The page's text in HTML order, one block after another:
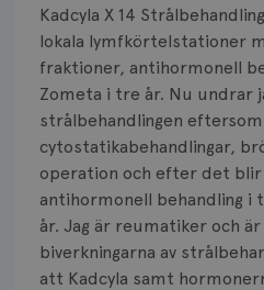
Kadcyla X 14
lokala lymfkörtelstationer
fraktioner, antihormonell
Zometa i tre år. Nu undrar
strålbehandlingen
cytostatikabehandlingar,
operation och efter det blir
antihormonell behandling i
år. Jag är reumatiker och
biverkningarna av
att Kadcyla samt
Typ av bröstcancer
Smärta
Prognos
Risker
Spridd bröstcancer
Strålning